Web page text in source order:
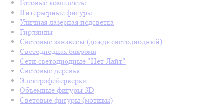
Готовые комплекты
Интерьерные фигуры
Уличная лазерная подсветка
Гирлянды
Световые занавесы (дождь светодиодный)
Светодиодная бахрома
Сети светодиодные "Нет Лайт"
Световые деревья
Электрофейерверки
Объемные фигуры 3D
Световые фигуры (мотивы)